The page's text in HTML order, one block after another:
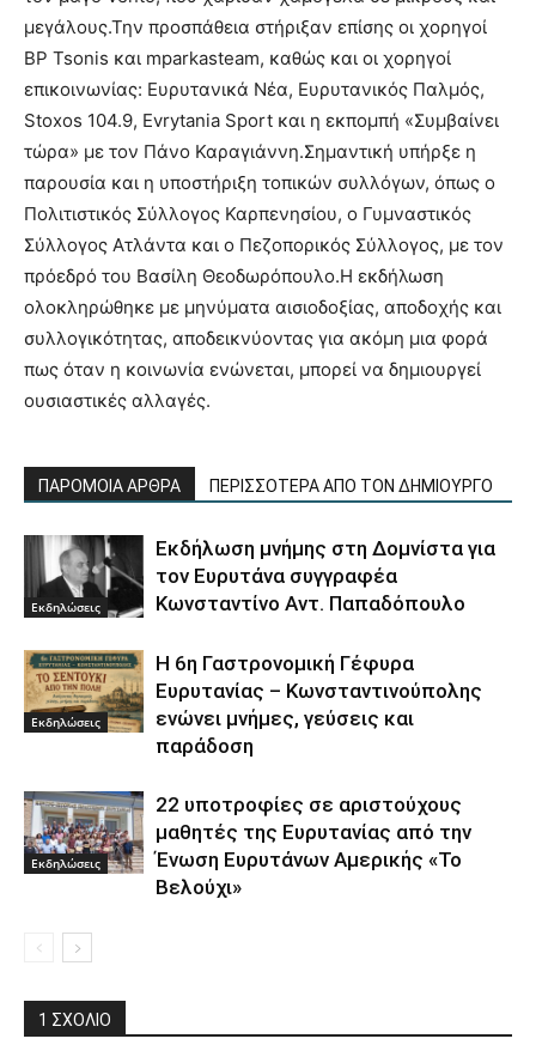
μεγάλους.Την προσπάθεια στήριξαν επίσης οι χορηγοί
BP Tsonis και mparkasteam, καθώς και οι χορηγοί
επικοινωνίας: Ευρυτανικά Νέα, Ευρυτανικός Παλμός,
Stoxos 104.9, Evrytania Sport και η εκπομπή «Συμβαίνει
τώρα» με τον Πάνο Καραγιάννη.Σημαντική υπήρξε η
παρουσία και η υποστήριξη τοπικών συλλόγων, όπως ο
Πολιτιστικός Σύλλογος Καρπενησίου, ο Γυμναστικός
Σύλλογος Ατλάντα και ο Πεζοπορικός Σύλλογος, με τον
πρόεδρό του Βασίλη Θεοδωρόπουλο.Η εκδήλωση
ολοκληρώθηκε με μηνύματα αισιοδοξίας, αποδοχής και
συλλογικότητας, αποδεικνύοντας για ακόμη μια φορά
πως όταν η κοινωνία ενώνεται, μπορεί να δημιουργεί
ουσιαστικές αλλαγές.
ΠΑΡΟΜΟΙΑ ΑΡΘΡΑ ΠΕΡΙΣΣΟΤΕΡΑ ΑΠΟ ΤΟΝ ΔΗΜΙΟΥΡΓΟ
Εκδηλώσεις
Εκδήλωση μνήμης στη Δομνίστα για
τον Ευρυτάνα συγγραφέα
Κωνσταντίνο Αντ. Παπαδόπουλο
Εκδηλώσεις
Η 6η Γαστρονομική Γέφυρα
Ευρυτανίας – Κωνσταντινούπολης
ενώνει μνήμες, γεύσεις και
παράδοση
Εκδηλώσεις
22 υποτροφίες σε αριστούχους
μαθητές της Ευρυτανίας από την
Ένωση Ευρυτάνων Αμερικής «Το
Βελούχι»
1 ΣΧΟΛΙΟ